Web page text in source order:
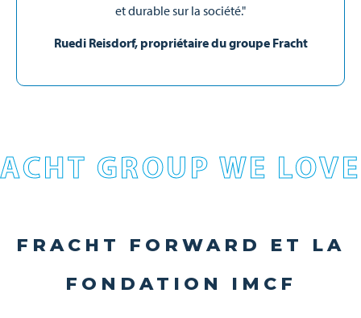
et durable sur la société."
Ruedi Reisdorf, propriétaire du groupe Fracht
GROUP WE
FRACHT FORWARD ET LA
FONDATION IMCF